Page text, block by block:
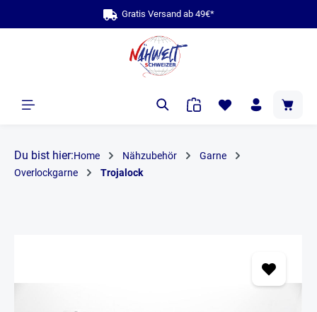
Gratis Versand ab 49€*
Du bist hier:Home Nähzubehör
Garne
Overlockgarne
Trojalock